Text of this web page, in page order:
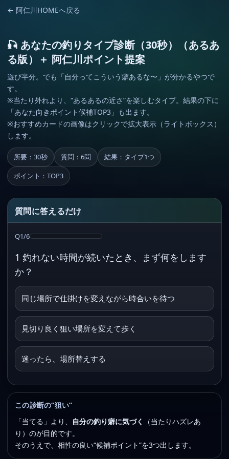
← 阿仁川HOMEへ戻る
🎣 あなたの釣りタイプ診断（30秒）（あるあ
る版）＋ 阿仁川ポイント提案
遊び半分。でも「自分ってこういう癖あるな〜」が分かるやつで
す。
※当たり外れより、“あるあるの近さ”を楽しむタイプ。結果の下に
「あなた向きポイント候補TOP3」も出ます。
※おすすめカードの画像はクリックで拡大表示（ライトボックス）
します。
所要：30秒 質問：6問 結果：タイプ1つ
ポイント：TOP3
質問に答えるだけ
Q1/6
1 釣れない時間が続いたとき、まず何をします
か？
同じ場所で仕掛けを変えながら時合いを待つ
見切り良く狙い場所を変えて歩く
迷ったら、場所替えする
この診断の“狙い”
「当てる」より、
自分の釣り癖に気づく
（当たりハズレあ
り）のが目的です。
そのうえで、相性の良い“候補ポイント”を3つ出します。